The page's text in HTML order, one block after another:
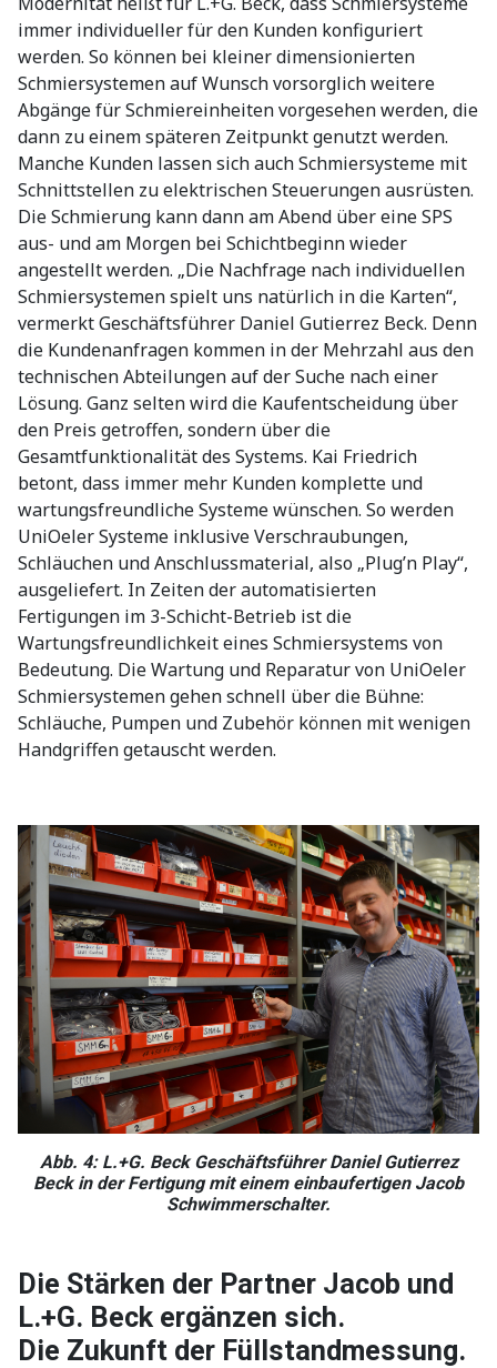
immer individueller für den Kunden konfiguriert
werden. So können bei kleiner dimensionierten
Schmiersystemen auf Wunsch vorsorglich weitere
Abgänge für Schmiereinheiten vorgesehen werden, die
dann zu einem späteren Zeitpunkt genutzt werden.
Manche Kunden lassen sich auch Schmiersysteme mit
Schnittstellen zu elektrischen Steuerungen ausrüsten.
Die Schmierung kann dann am Abend über eine SPS
aus- und am Morgen bei Schichtbeginn wieder
angestellt werden. „Die Nachfrage nach individuellen
Schmiersystemen spielt uns natürlich in die Karten“,
vermerkt Geschäftsführer Daniel Gutierrez Beck. Denn
die Kundenanfragen kommen in der Mehrzahl aus den
technischen Abteilungen auf der Suche nach einer
Lösung. Ganz selten wird die Kaufentscheidung über
den Preis getroffen, sondern über die
Gesamtfunktionalität des Systems. Kai Friedrich
betont, dass immer mehr Kunden komplette und
wartungsfreundliche Systeme wünschen. So werden
UniOeler Systeme inklusive Verschraubungen,
Schläuchen und Anschlussmaterial, also „Plug’n Play“,
ausgeliefert. In Zeiten der automatisierten
Fertigungen im 3-Schicht-Betrieb ist die
Wartungsfreundlichkeit eines Schmiersystems von
Bedeutung. Die Wartung und Reparatur von UniOeler
Schmiersystemen gehen schnell über die Bühne:
Schläuche, Pumpen und Zubehör können mit wenigen
Handgriffen getauscht werden.
Abb. 4: L.+G. Beck Geschäftsführer Daniel Gutierrez
Beck in der Fertigung mit einem einbaufertigen Jacob
Schwimmerschalter.
Die Stärken der Partner Jacob und
L.+G. Beck ergänzen sich.
Die Zukunft der Füllstandmessung.